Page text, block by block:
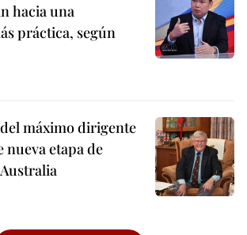
hacia una
práctica, según
máximo dirigente
nueva etapa de